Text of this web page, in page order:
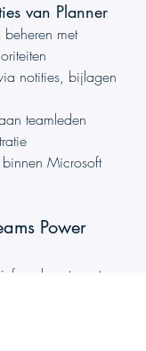
van Planner
beheren met
notities, bijlagen
teamleden
Microsoft
Power
werk vertraagt